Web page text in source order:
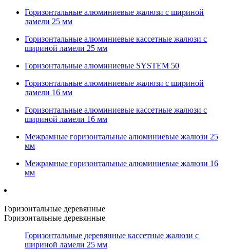
Горизонтальные алюминиевые жалюзи с шириной
ламели 25 мм
Горизонтальные алюминиевые кассетные жалюзи с
шириной ламели 25 мм
Горизонтальные алюминиевые SYSTEM 50
Горизонтальные алюминиевые жалюзи с шириной
ламели 16 мм
Горизонтальные алюминиевые кассетные жалюзи с
шириной ламели 16 мм
Межрамные горизонтальные алюминиевые жалюзи 25
мм
Межрамные горизонтальные алюминиевые жалюзи 16
мм
Горизонтальные деревянные
Горизонтальные деревянные
Горизонтальные деревянные кассетные жалюзи с
шириной ламели 25 мм